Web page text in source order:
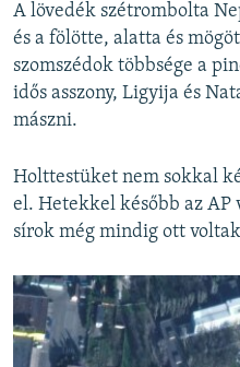
A lövedék szétrombolta
és a fölötte, alatta és
szomszédok többsége a
idős asszony, Ligyija és
mászni.
Holttestüket nem sokkal
el. Hetekkel később az AP
sírok még mindig ott